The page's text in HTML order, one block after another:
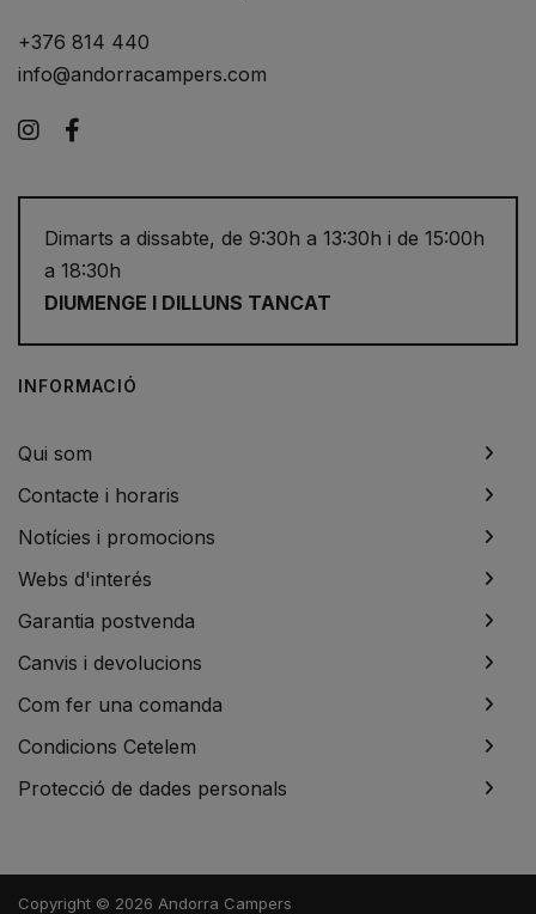
+376 814 440
info@andorracampers.com
Instagram
Dimarts a dissabte, de 9:30h a 13:30h i de 15:00h
a 18:30h
DIUMENGE I DILLUNS TANCAT
INFORMACIÓ
Qui som
Contacte i horaris
Notícies i promocions
Webs d'interés
Garantia postvenda
Canvis i devolucions
Com fer una comanda
Condicions Cetelem
Protecció de dades personals
Copyright © 2026 Andorra Campers